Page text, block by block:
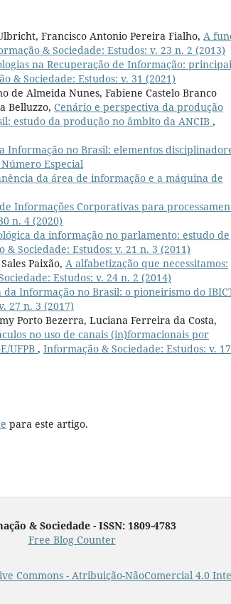
Francisco Antonio Pereira Fialho, A
& Sociedade: Estudos: v. 23 n. 2 (2013)
na Recuperação de Informação:
& Sociedade: Estudos: v. 31 (2021)
de Almeida Nunes, Fabiene Castelo Branco
Belluzzo, Cenário e perspectiva da produção
estudo da produção no âmbito da ANCIB ,
Informação no Brasil: elementos
Especial
da área de informação e a máquina de
Informações Corporativas para
n. 4 (2020)
da informação no parlamento: estudo de
& Sociedade: Estudos: v. 21 n. 3 (2011)
Paixão, A alfabetização que necessitamos:
Estudos: v. 24 n. 2 (2014)
Informação no Brasil: o pioneirismo do
27 n. 3 (2017)
Porto Bezerra, Luciana Ferreira da Costa,
no uso de canais (in)formacionais por
UFPB , Informação & Sociedade: Estudos: v.
para este artigo.
& Sociedade - ISSN: 1809-4783
Free Blog Counter
Commons - Atribuição-NãoComercial 4.0